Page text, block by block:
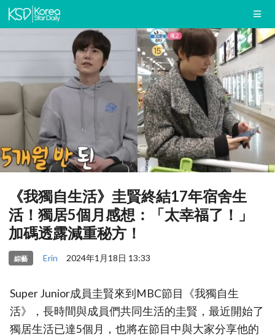
《我獨自生活》圭賢終結17年宿舍生
活！獨居5個月感想：「太幸福了！」
加碼透露減重秘方！
綜藝 Erin 2024年1月18日 13:33
Super Junior成員圭賢來到MBC節目《我獨自生
活》，長時間與成員們共同生活的圭賢，最近開始了
獨居生活已達5個月，也將在節目中與大家分享他的